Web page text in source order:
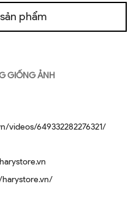
phẩm
GIỐNG ẢNH
videos/649332282276321/